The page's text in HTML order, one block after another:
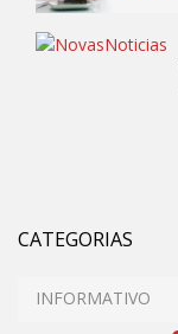
CATEGORIAS
INFORMATIVO